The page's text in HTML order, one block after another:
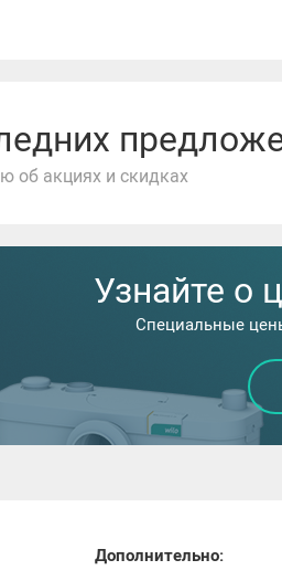
об акциях и скидках
Узнайте о
Специальные
Дополнительно: